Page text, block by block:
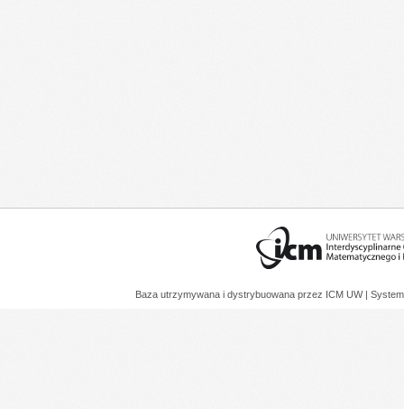
Baza utrzymywana i dystrybuowana przez ICM UW |